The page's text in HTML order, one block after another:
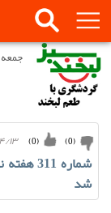
جمعه ۱۶ مرداد ۱۴۰۵ | ۰۷:۵۶:۴۶
(
0
) (
0
)
شماره
شد